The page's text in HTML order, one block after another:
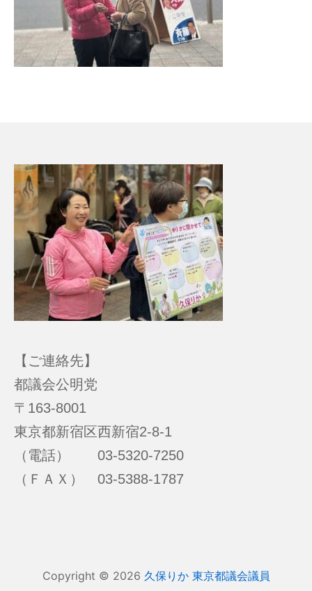
【ご連絡先】
都議会公明党
〒163-8001
東京都新宿区西新宿2-8-1
（電話） 03-5320-7250
（ＦＡＸ） 03-5388-1787
Copyright © 2026 久保りか 東京都議会議員